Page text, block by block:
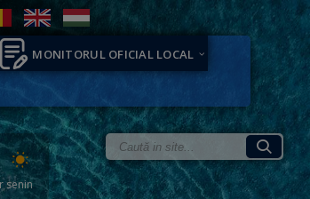
MONITORUL OFICIAL LOCAL
senin